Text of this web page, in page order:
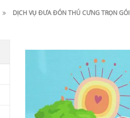
DỊCH VỤ ĐƯA ĐÓN THÚ CƯNG TRỌN GÓI